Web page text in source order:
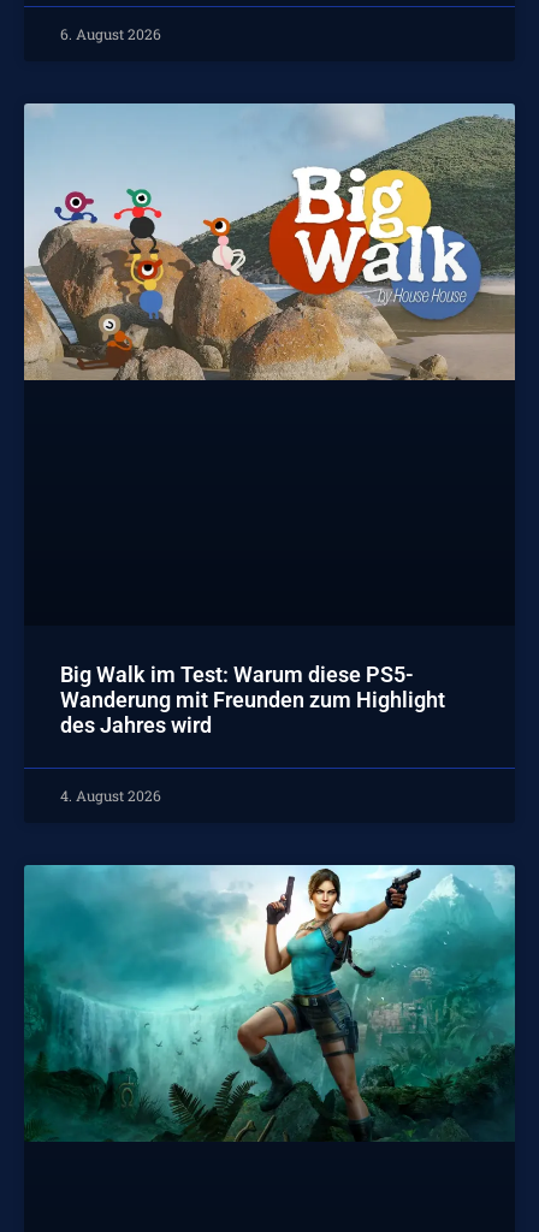
6. August 2026
Big Walk im Test: Warum diese PS5-
Wanderung mit Freunden zum Highlight
des Jahres wird
4. August 2026